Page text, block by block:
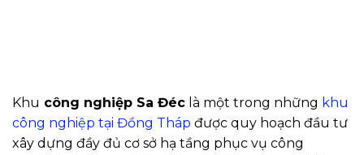
Khu công nghiệp Sa Đéc là một trong những khu
công nghiệp tại Đồng Tháp được quy hoạch đầu tư
xây dựng đầy đủ cơ sở hạ tầng phục vụ công